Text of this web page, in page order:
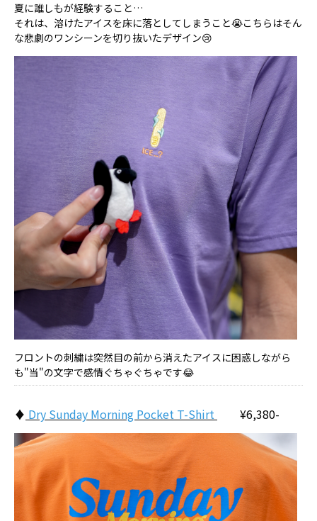
夏に誰しもが経験すること…
それは、溶けたアイスを床に落としてしまうこと😭こちらはそん
な悲劇のワンシーンを切り抜いたデザイン😢
フロントの刺繍は突然目の前から消えたアイスに困惑しながら
も"当"の文字で感情ぐちゃぐちゃです😂
♦ Dry Sunday Morning Pocket T-Shirt ¥6,380-